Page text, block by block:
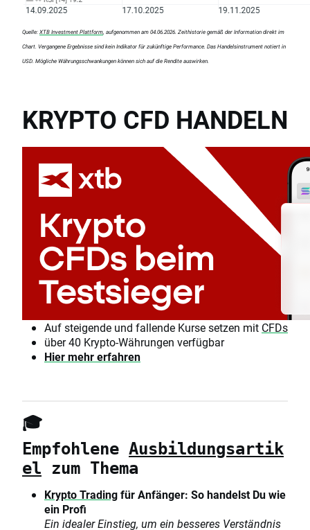
Quelle: XTB Investment Plattform, aufgenommen am 04.06.2026. Zeithistorie gemäß der Information direkt im
Chart. Vergangene Ergebnisse sind kein Indikator für zukünftige Performance. Das Handelsinstrument notiert in
USD. Mögliche Währungsschwankungen können sich auf die Rendite auswirken.
KRYPTO CFD HANDELN
Auf steigende und fallende Kurse setzen mit CFDs
über 40 Krypto-Währungen verfügbar
Hier mehr erfahren
🎓
Empfohlene Ausbildungsartik
el zum Thema
KryptoTradingfür Anfänger: So handelst Du wie
ein Profi
Ein idealer Einstieg, um ein besseres Verständnis